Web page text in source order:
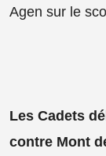
Agen sur le
Les Cadets
contre Mont